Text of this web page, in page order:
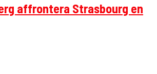
affrontera Strasbourg en